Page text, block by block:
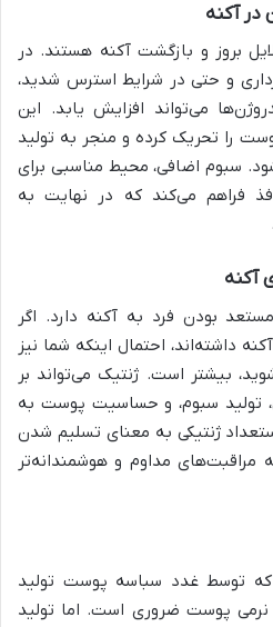
در آکنه
بروز و بازگشت آکنه هستند. در
و حتی در شرایط استرس شدید،
می‌تواند افزایش یابد. این
را تحریک کرده و منجر به تولید
سبوم اضافی، محیط مناسبی برای
فراهم می‌کند که در نهایت به
آکنه
بودن فرد به آکنه دارد. اگر
داشته‌اند، احتمال اینکه شما نیز
بیشتر است. ژنتیک می‌تواند بر
تولید سبوم، و حساسیت پوست به
ژنتیکی به معنای تسلیم شدن
مراقبت‌های مداوم و هوشمندانه‌تر
توسط غدد سباسه پوست تولید
پوست ضروری است. اما تولید